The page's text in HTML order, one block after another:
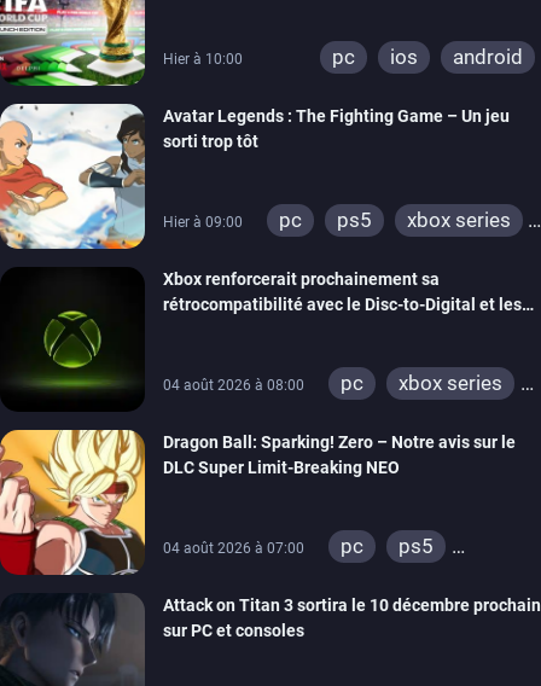
Hier à 10:00 pc ios android
Avatar Legends : The Fighting Game – Un jeu
sorti trop tôt
Hier à 09:00 pc ps5
xbox series
Xbox renforcerait prochainement sa
rétrocompatibilité avec le Disc-to-Digital et les
04 août 2026 à 08:00 pc
xbox series
xbox 360
Dragon Ball: Sparking! Zero – Notre avis sur le
DLC Super Limit-Breaking NEO
04 août 2026 à 07:00 pc
ps5
Attack on Titan 3 sortira le 10 décembre prochain
sur PC et consoles